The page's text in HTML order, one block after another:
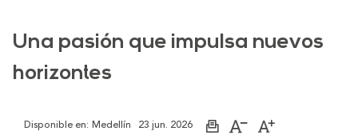
Una pasión que impulsa nuevos
horizontes
Disponible en: Medellín 23 jun. 2026
ImprimirAumentarDisminuir